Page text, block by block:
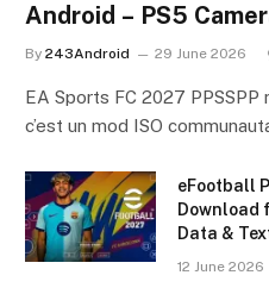
Android – PS5
By 243Android 29 June 2026
EA Sports FC 2027
c’est un mod ISO
eFootball
Download
Data &
12 June 2026